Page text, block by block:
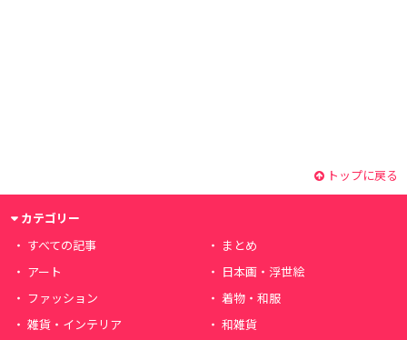
トップに戻る
カテゴリー
すべての記事
まとめ
アート
日本画・浮世絵
ファッション
着物・和服
雑貨・インテリア
和雑貨